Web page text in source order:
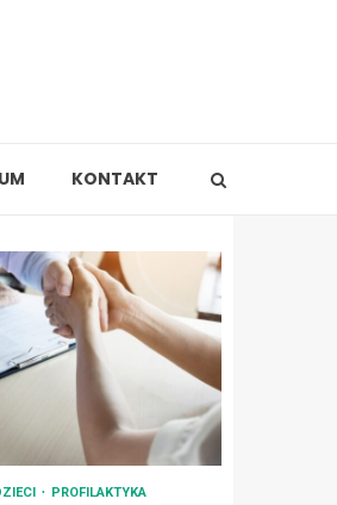
KONTAKT
PROFILAKTYKA